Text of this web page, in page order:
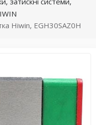
Hiwin, EGH30SAZ0H